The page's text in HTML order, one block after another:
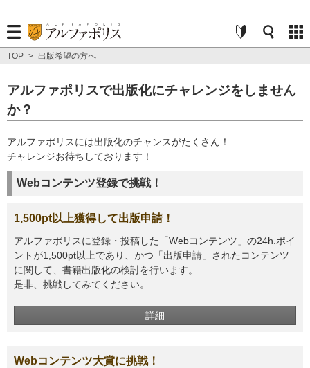
TOP > 出版希望の方へ
アルファポリスで出版化にチャレンジをしません
か？
アルファポリスには出版化のチャンスがたくさん！
チャレンジお待ちしております！
Webコンテンツ登録で挑戦！
1,500pt以上獲得して出版申請！
アルファポリスに登録・投稿した「Webコンテンツ」の24h.ポイ
ントが1,500pt以上であり、かつ「出版申請」されたコンテンツ
に関して、書籍出版化の検討を行います。
是非、挑戦してみてください。
詳細
Webコンテンツ大賞に挑戦！